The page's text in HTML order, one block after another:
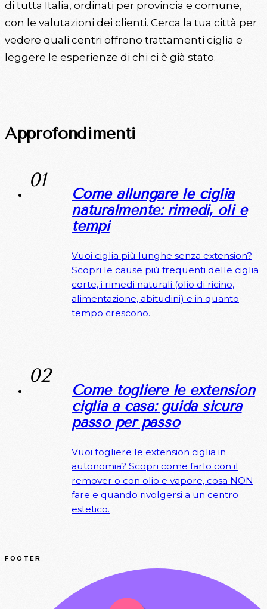
di tutta Italia, ordinati per provincia e comune,
con le valutazioni dei clienti. Cerca la tua città per
vedere quali centri offrono trattamenti ciglia e
leggere le esperienze di chi ci è già stato.
Approfondimenti
Come allungare le ciglia
naturalmente: rimedi, oli e
tempi
Vuoi ciglia più lunghe senza extension?
Scopri le cause più frequenti delle ciglia
corte, i rimedi naturali (olio di ricino,
alimentazione, abitudini) e in quanto
tempo crescono.
Come togliere le extension
ciglia a casa: guida sicura
passo per passo
Vuoi togliere le extension ciglia in
autonomia? Scopri come farlo con il
remover o con olio e vapore, cosa NON
fare e quando rivolgersi a un centro
estetico.
FOOTER